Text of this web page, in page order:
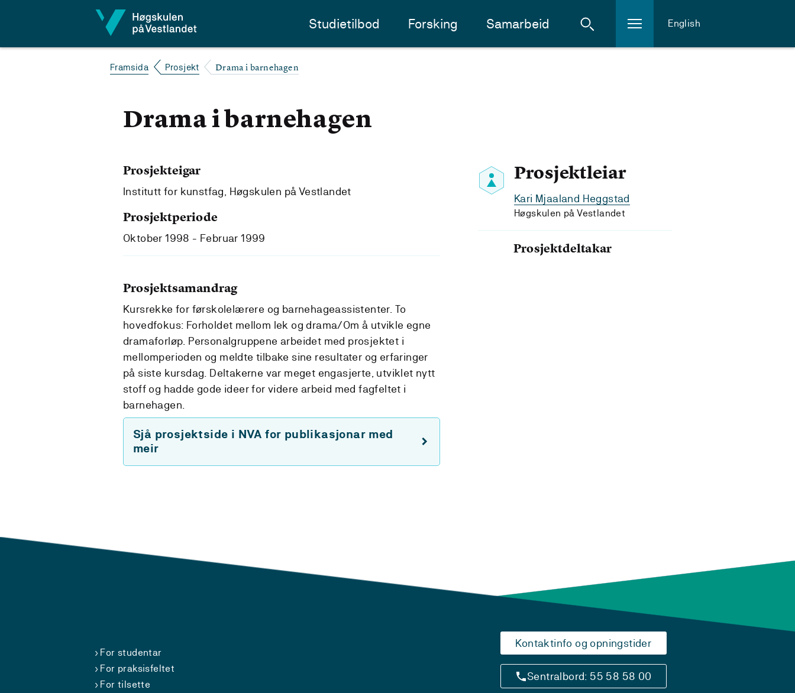
Studietilbod Forsking Samarbeid English
Framsida Prosjekt Drama i barnehagen
Drama i barnehagen
Prosjektleiar
Kari Mjaaland Heggstad
Høgskulen på Vestlandet
Prosjektdeltakar
Prosjekteigar
Institutt for kunstfag, Høgskulen på Vestlandet
Prosjektperiode
Oktober 1998 - Februar 1999
Prosjektsamandrag
Kursrekke for førskolelærere og barnehageassistenter. To
hovedfokus: Forholdet mellom lek og drama/Om å utvikle egne
dramaforløp. Personalgruppene arbeidet med prosjektet i
mellomperioden og meldte tilbake sine resultater og erfaringer
på siste kursdag. Deltakerne var meget engasjerte, utviklet nytt
stoff og hadde gode ideer for videre arbeid med fagfeltet i
barnehagen.
Sjå prosjektside i NVA for publikasjonar med
meir
For studentar
For praksisfeltet
For tilsette
Kontaktinfo og opningstider
Sentralbord: 55 58 58 00